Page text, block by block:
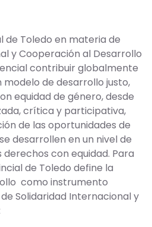
de Toledo en materia de
y Cooperación al Desarrollo
contribuir globalmente
de desarrollo justo,
equidad de género, desde
crítica y participativa,
de las oportunidades de
desarrollen en un nivel de
derechos con equidad. Para
de Toledo define la
como instrumento
Solidaridad Internacional y